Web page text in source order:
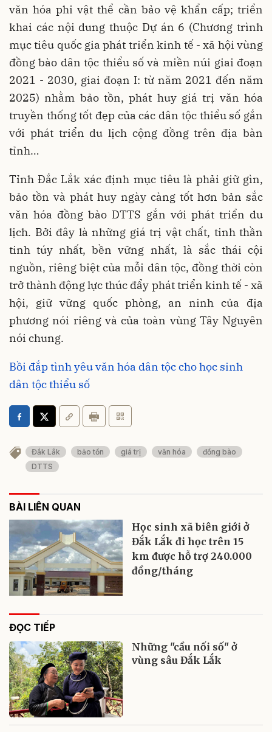
văn hóa phi vật thể cần bảo vệ khẩn cấp; triển
khai các nội dung thuộc Dự án 6 (Chương trình
mục tiêu quốc gia phát triển kinh tế - xã hội vùng
đồng bào dân tộc thiểu số và miền núi giai đoạn
2021 - 2030, giai đoạn I: từ năm 2021 đến năm
2025) nhằm bảo tồn, phát huy giá trị văn hóa
truyền thống tốt đẹp của các dân tộc thiểu số gắn
với phát triển du lịch cộng đồng trên địa bàn
tỉnh…
Tỉnh Đắc Lắk xác định mục tiêu là phải giữ gìn,
bảo tồn và phát huy ngày càng tốt hơn bản sắc
văn hóa đồng bào DTTS gắn với phát triển du
lịch. Bởi đây là những giá trị vật chất, tinh thần
tinh túy nhất, bền vững nhất, là sắc thái cội
nguồn, riêng biệt của mỗi dân tộc, đồng thời còn
trở thành động lực thúc đẩy phát triển kinh tế - xã
hội, giữ vững quốc phòng, an ninh của địa
phương nói riêng và của toàn vùng Tây Nguyên
nói chung.
Bồi đắp tình yêu văn hóa dân tộc cho học sinh
dân tộc thiểu số
Đắk Lắk bảo tồn giá trị văn hóa
đồng bào
DTTS
BÀI LIÊN QUAN
Học sinh xã biên giới ở
Đắk Lắk đi học trên 15
km được hỗ trợ 240.000
đồng/tháng
ĐỌC TIẾP
Những "cầu nối số" ở
vùng sâu Đắk Lắk